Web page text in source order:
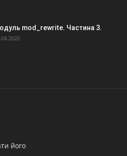
mod_rewrite. Частина 3.
його